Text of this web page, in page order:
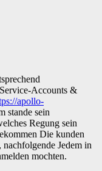
Accounts &
apollo-
stande sein
Regung sein
Die kunden
Jedem in
mochten.